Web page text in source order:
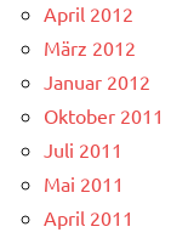
April 2012
März 2012
Januar 2012
Oktober 2011
Juli 2011
Mai 2011
April 2011